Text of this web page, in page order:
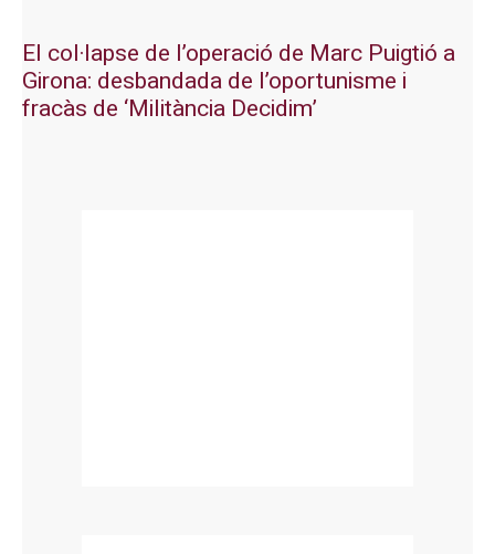
El col·lapse de l’operació de Marc Puigtió a
Girona: desbandada de l’oportunisme i
fracàs de ‘Militància Decidim’